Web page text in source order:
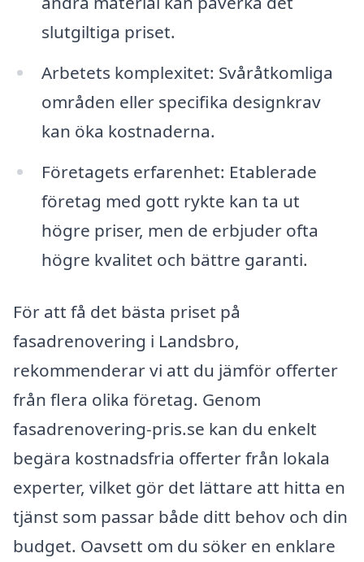
slutgiltiga priset.
Arbetets komplexitet: Svåråtkomliga
områden eller specifika designkrav
kan öka kostnaderna.
Företagets erfarenhet: Etablerade
företag med gott rykte kan ta ut
högre priser, men de erbjuder ofta
högre kvalitet och bättre garanti.
För att få det bästa priset på
fasadrenovering i Landsbro,
rekommenderar vi att du jämför offerter
från flera olika företag. Genom
fasadrenovering-pris.se kan du enkelt
begära kostnadsfria offerter från lokala
experter, vilket gör det lättare att hitta en
tjänst som passar både ditt behov och din
budget. Oavsett om du söker en enklare